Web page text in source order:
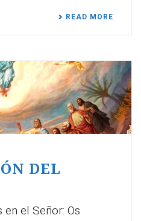
READ MORE
DEL
el Señor: Os